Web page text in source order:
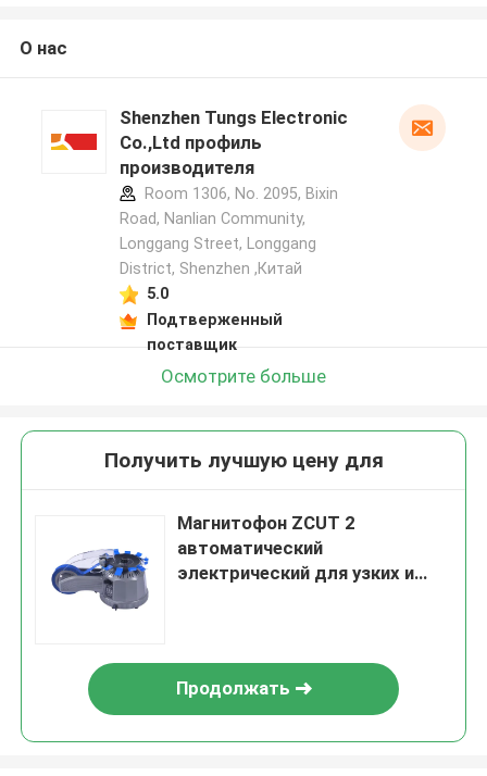
О нас
Shenzhen Tungs Electronic
Co.,Ltd профиль
производителя
Room 1306, No. 2095, Bixin
Road, Nanlian Community,
Longgang Street, Longgang
District, Shenzhen ,Китай
5.0
Подтверженный
поставщик
Осмотрите больше
Получить лучшую цену для
Магнитофон ZCUT 2
автоматический
электрический для узких и
Продолжать